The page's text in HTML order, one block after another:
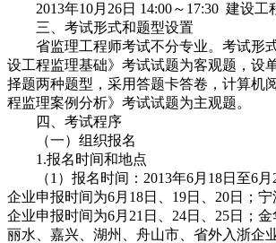
2013年10月26日 14:00～17:30 建设工
三、考试形式和题型设置
省监理工程师考试不分专业。考试形
设工程监理基础》考试试题为客观题，设
择题两种题型，采用答题卡答卷，计算机
程监理案例分析》考试试题为主观题。
四、考试程序
（一）组织报名
1.报名时间和地点
（1）报名时间：2013年6月18日至6月
企业申报时间为6月18日、19日、20日；
企业申报时间为6月21日、24日、25日；金
丽水、嘉兴、湖州、舟山市、省外入浙企